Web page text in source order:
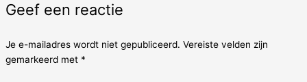
Geef een reactie
Je e-mailadres wordt niet gepubliceerd. Vereiste velden zijn
gemarkeerd met *